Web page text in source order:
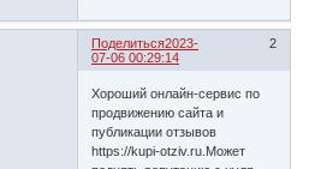
Поделиться 2
2023-
07-06 00:29:14
Хороший онлайн-сервис по
продвижению сайта и
публикации отзывов
https://kupi-otziv.ru.Может